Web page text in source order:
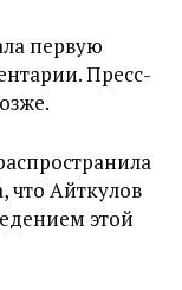
первую
Пресс-
что Айткулов
этой